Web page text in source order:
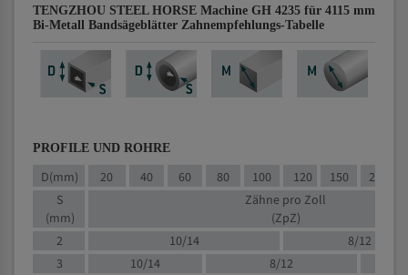
TENGZHOU STEEL HORSE Machine GH 4235 für 4115 mm
Bi-Metall Bandsägeblätter Zahnempfehlungs-Tabelle
PROFILE UND ROHRE
D(mm) 20 40 60 80 100 120 150 200
S
(mm)
Zähne pro Zoll
(ZpZ)
2
10/14
8/12
3
10/14 8/12